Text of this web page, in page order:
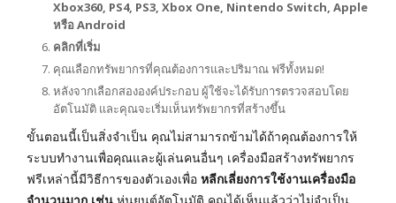
Xbox360, PS4, PS3, Xbox One, Nintendo Switch, Apple
หรือ Android
คลิกที่เริ่ม
คุณเลือกทรัพยากรที่คุณต้องการและปริมาณ ฟรีทั้งหมด!
หลังจากเลือกสององค์ประกอบ ผู้ใช้จะได้รับการตรวจสอบโดย
อัตโนมัติ และคุณจะเริ่มเห็นทรัพยากรที่สร้างขึ้น
ขั้นตอนนี้เป็นสิ่งจำเป็น คุณไม่สามารถข้ามได้ถ้าคุณต้องการให้
ระบบทำงานเพื่อคุณและผู้เล่นคนอื่นๆ เครื่องมือสร้างทรัพยากร
ฟรีเหล่านี้มีวิธีการของตัวเองเพื่อ หลีกเลี่ยงการใช้งานเครื่องมือ